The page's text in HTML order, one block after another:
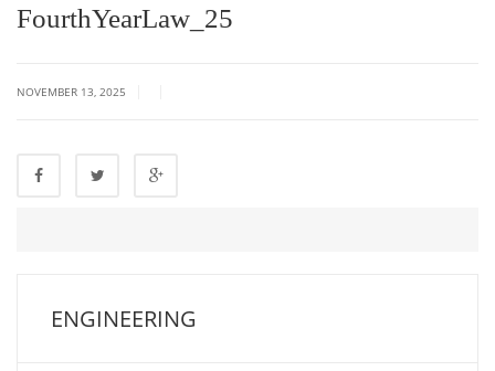
FourthYearLaw_25
NOVEMBER 13, 2025
ENGINEERING